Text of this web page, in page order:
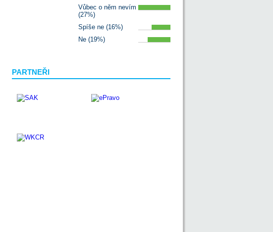
Vůbec o něm nevím
(27%)
Spíše ne (16%)
Ne (19%)
PARTNEŘI